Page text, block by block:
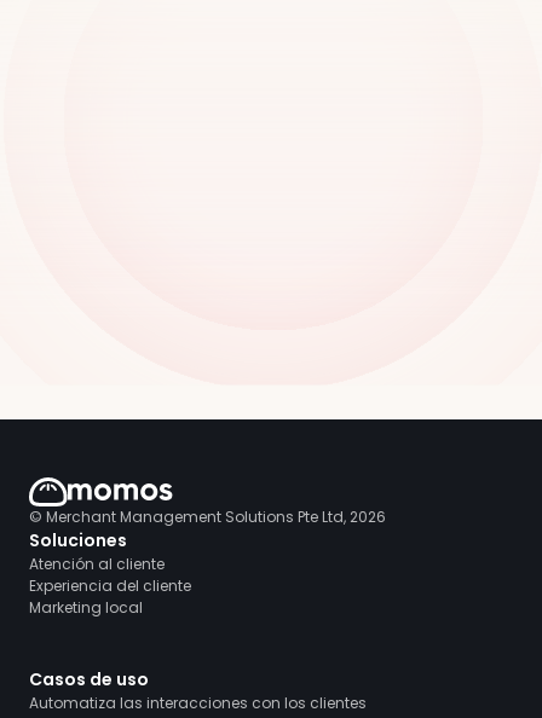
© Merchant Management Solutions Pte Ltd, 2026
Soluciones
Atención al cliente
Experiencia del cliente
Marketing local
Casos de uso
Automatiza las interacciones con los clientes